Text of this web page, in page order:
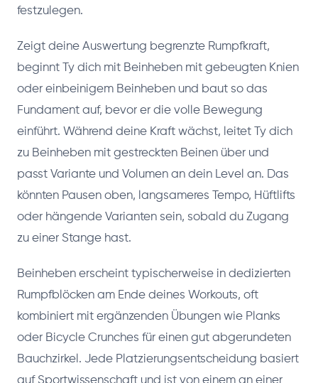
festzulegen.
Zeigt deine Auswertung begrenzte Rumpfkraft,
beginnt Ty dich mit Beinheben mit gebeugten Knien
oder einbeinigem Beinheben und baut so das
Fundament auf, bevor er die volle Bewegung
einführt. Während deine Kraft wächst, leitet Ty dich
zu Beinheben mit gestreckten Beinen über und
passt Variante und Volumen an dein Level an. Das
könnten Pausen oben, langsameres Tempo, Hüftlifts
oder hängende Varianten sein, sobald du Zugang
zu einer Stange hast.
Beinheben erscheint typischerweise in dedizierten
Rumpfblöcken am Ende deines Workouts, oft
kombiniert mit ergänzenden Übungen wie Planks
oder Bicycle Crunches für einen gut abgerundeten
Bauchzirkel. Jede Platzierungsentscheidung basiert